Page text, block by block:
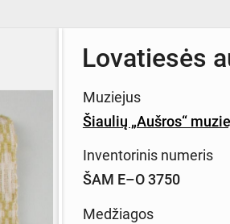
Lovatiesės
Muziejus
Šiaulių „Aušros“
Inventorinis numeris
ŠAM E–O 3750
Medžiagos